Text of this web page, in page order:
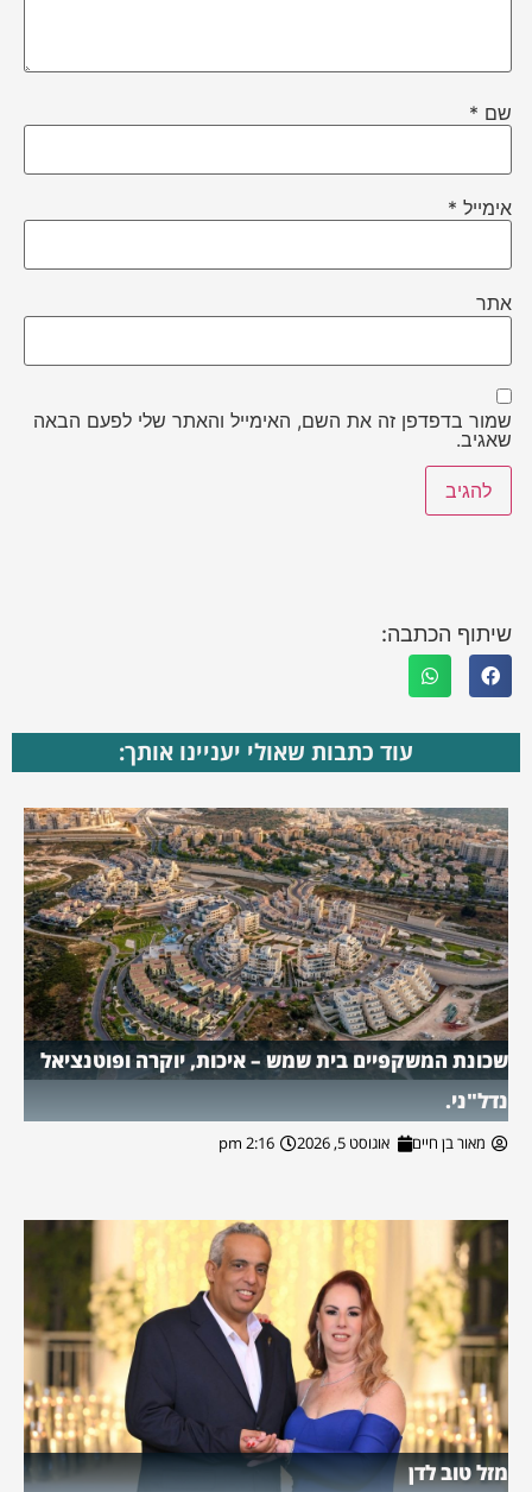
שם *
אימייל *
אתר
שמור בדפדפן זה את השם, האימייל והאתר שלי לפעם הבאה
שאגיב.
שיתוף הכתבה:
עוד כתבות שאולי יעניינו אותך:
שכונת המשקפיים בית שמש – איכות, יוקרה ופוטנציאל
נדל"ני.
מאור בן חיים אוגוסט 5, 2026 2:16 pm
מזל טוב לדן